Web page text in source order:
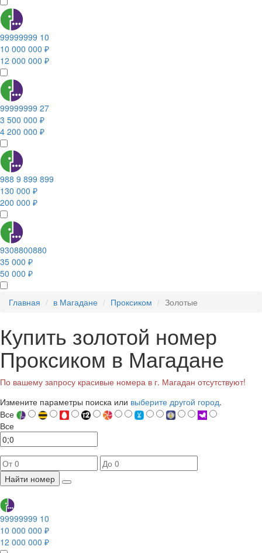
99999999 10
10 000 000 ₽
12 000 000 ₽
99999999 27
3 500 000 ₽
4 200 000 ₽
988 9 899 899
130 000 ₽
200 000 ₽
9308800880
35 000 ₽
50 000 ₽
Главная в Магадане Проксиком Золотые
Купить золотой номер
Проксиком в Магадане
По вашему запросу красивые номера в г. Магадан отсутствуют!
Измените параметры поиска или выберите другой город.
Все
Все
Найти номер
99999999 10
10 000 000 ₽
12 000 000 ₽